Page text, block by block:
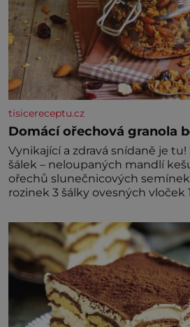
tisicereceptu.cz
Domácí ořechová granola
Vynikající a zdravá snídaně je tu! Suroviny Vždy 1
šálek – neloupaných mandlí
ořechů slunečnicových
rozinek 3 šálky ovesných vloček